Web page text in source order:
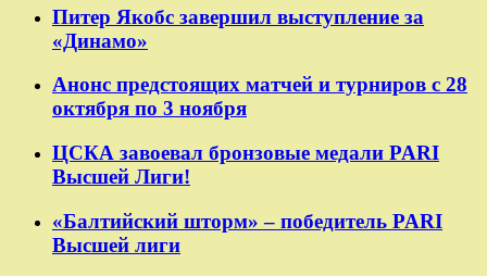
Питер Якобс завершил выступление за
«Динамо»
Анонс предстоящих матчей и турниров с 28
октября по 3 ноября
ЦСКА завоевал бронзовые медали PARI
Высшей Лиги!
«Балтийский шторм» – победитель PARI
Высшей лиги